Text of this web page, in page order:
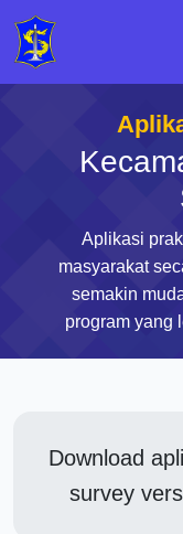
Aplikasi
masyarakat
semakin
program yang
Download
survey